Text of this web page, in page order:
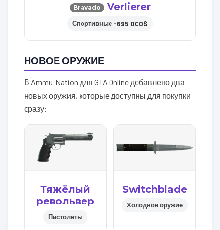
Bravado Verlierer
Спортивные –695 000$
НОВОЕ ОРУЖИЕ
В Ammu-Nation для GTA Online добавлено два
новых оружия, которые доступны для покупки
сразу:
Тяжёлый
револьвер
Пистолеты
Switchblade
Холодное оружие